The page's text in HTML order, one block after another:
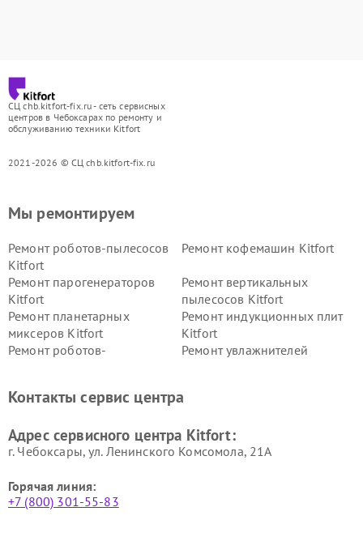
СЦ chb.kitfort-fix.ru - сеть сервисных
центров в Чебоксарах по ремонту и
обслуживанию техники Kitfort
2021-2026 © СЦ chb.kitfort-fix.ru
Мы ремонтируем
Ремонт роботов-пылесосов
Kitfort
Ремонт кофемашин Kitfort
Ремонт парогенераторов
Kitfort
Ремонт вертикальных
пылесосов Kitfort
Ремонт планетарных
миксеров Kitfort
Ремонт индукционных плит
Kitfort
Ремонт роботов-
Ремонт увлажнителей
Kitfort
Kitfort
Kitfort
Kitfort
Контакты сервис центра
Адрес сервисного центра Kitfort:
г. Чебоксары, ул. Ленинского Комсомола, 21А
Горячая линия:
+7 (800) 301-55-83